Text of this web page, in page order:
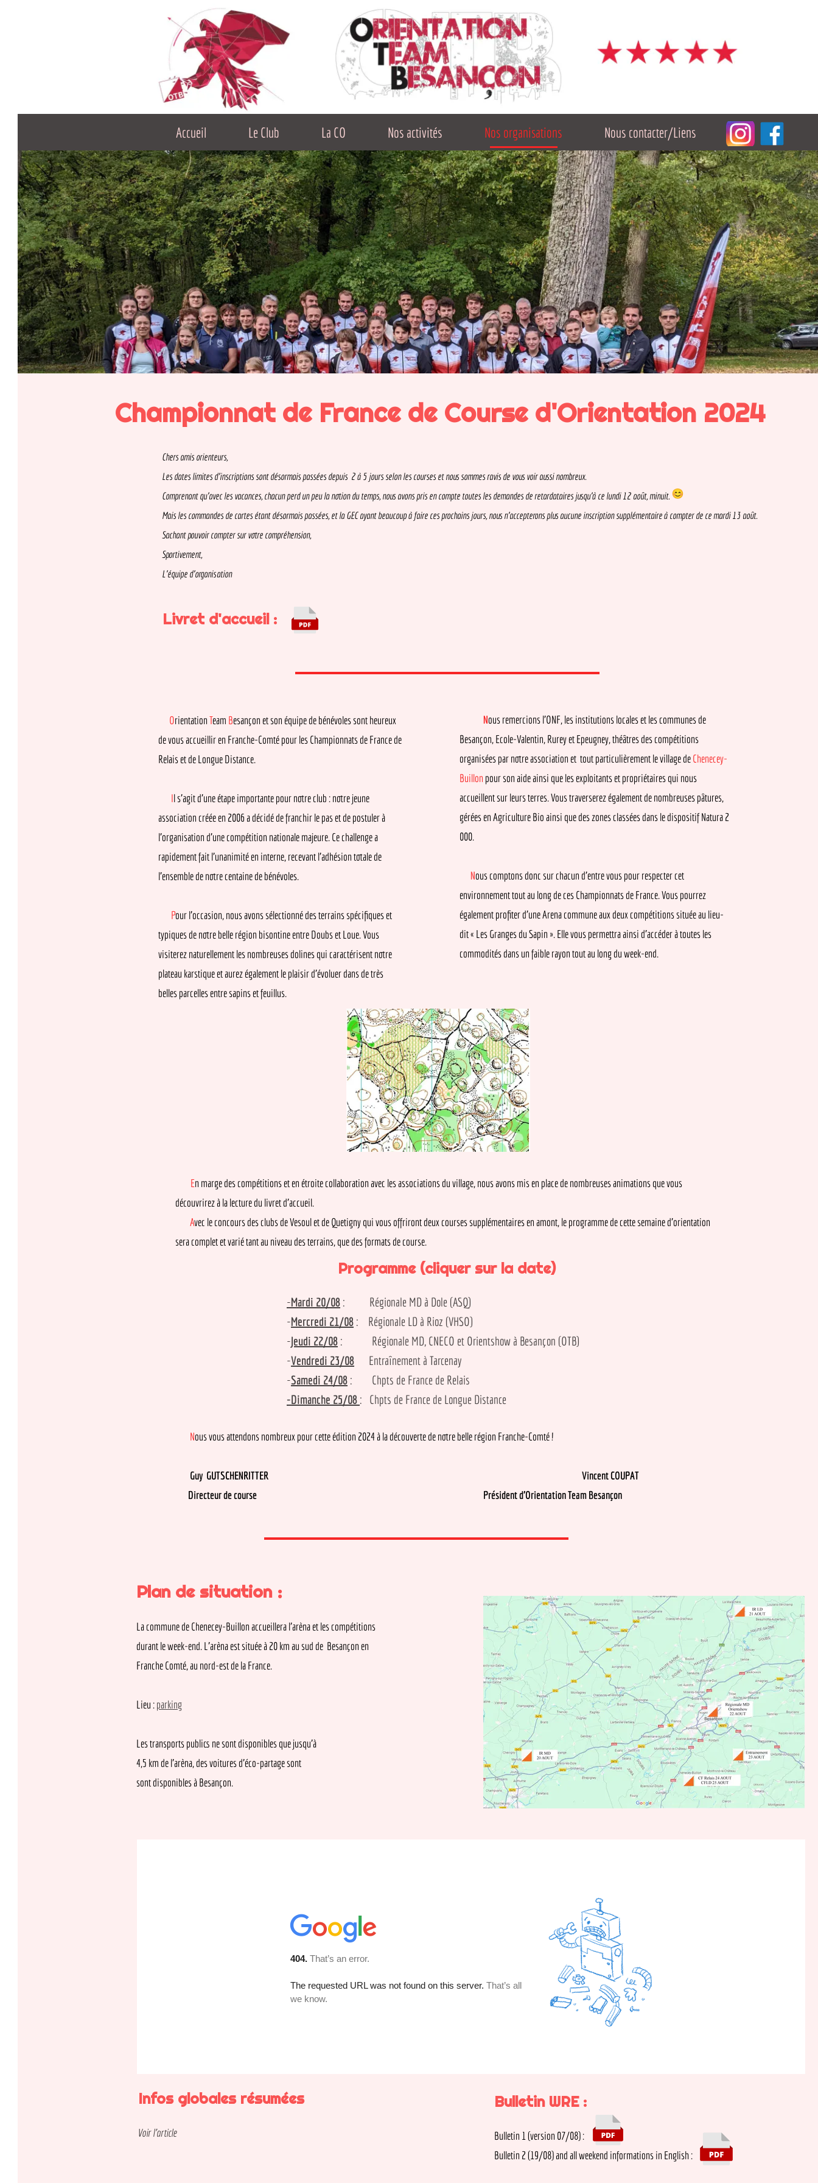
Accueil Le Club La CO Nos activités Nos organisations Nous contacter/Liens
Championnat de France de Course d'Orientation 2024
Chers amis orienteurs,
Les dates limites d'inscriptions sont désormais passées depuis  2 à 5 jours selon les courses et nous sommes ravis de vous voir aussi nombreux.
Comprenant qu'avec les vacances, chacun perd un peu la notion du temps, nous avons pris en compte toutes les demandes de retardataires jusqu'à ce lundi 12 août, minuit.
Mais les commandes de cartes étant désormais passées, et la GEC ayant beaucoup à faire ces prochains jours, nous n'accepterons plus aucune inscription supplémentaire à compter de ce mardi 13 août.
Sachant pouvoir compter sur votre compréhension,
Sportivement,
Livret d'accueil :
ous remercions l’ONF, les institutions locales et les communes de
Besançon, Ecole-Valentin, Rurey et Epeugney, théâtres des compétitions
organisées par notre association et tout particulièrement le village deChenecey-
Buillonpour son aide ainsi que les exploitants et propriétaires qui nous
accueillent sur leurs terres. Vous traverserez également de nombreuses pâtures,
gérées en Agriculture Bio ainsi que des zones classées dans le dispositif Natura 2
ous comptons donc sur chacun d’entre vous pour respecter cet
environnement tout au long de ces Championnats de France. Vous pourrez
également profiter d’une Arena commune aux deux compétitions située au lieu-
dit « Les Granges du Sapin ». Elle vous permettra ainsi d’accéder à toutes les
commodités dans un faible rayon tout au long du week-end.
rientationTeamBesançon et son équipe de bénévoles sont heureux
de vous accueillir en Franche-Comté pour les Championnats de France de
Relais et de Longue Distance.
l s’agit d’une étape importante pour notre club : notre jeune
association créée en 2006 a décidé de franchir le pas et de postuler à
l’organisation d’une compétition nationale majeure. Ce challenge a
rapidement fait l’unanimité en interne, recevant l’adhésion totale de
l’ensemble de notre centaine de bénévoles.
our l’occasion, nous avons sélectionné des terrains spécifiques et
typiques de notre belle région bisontine entre Doubs et Loue. Vous
visiterez naturellement les nombreuses dolines qui caractérisent notre
plateau karstique et aurez également le plaisir d’évoluer dans de très
belles parcelles entre sapins et feuillus.
n marge des compétitions et en étroite collaboration avec les associations du village, nous avons mis en place de nombreuses animations que vous
découvrirez à la lecture du livret d’accueil.
vec le concours des clubs de Vesoul et de Quetigny qui vous offriront deux courses supplémentaires en amont, le programme de cette semaine d’orientation
sera complet et varié tant au niveau des terrains, que des formats de course.
ous vous attendons nombreux pour cette édition 2024 à la découverte de notre belle région Franche-Comté !
Guy GUTSCHENRITTER
Vincent COUPAT
Directeur de course Président d’Orientation Team Besançon
Programme (cliquer sur la date)
Mardi 20/08: Régionale MDà Dole (ASQ )
Mercredi 21/08:Régionale LDà Rioz (VHSO)
Jeudi 22/08: Régionale MD, CNECO et Orientshowà Besançon (OTB)
Vendredi 23/08 Entraînementà Tarcenay
Samedi 24/08: Chpts de France de Relais
-Dimanche 25/08 : Chpts de France de Longue Distance
Plan de situation :
La commune de Chenecey-Buillon accueillera l'arèna et les compétitions
durant le week-end. L'arèna est située à 20 km au sud de Besançon en
Franche Comté, au nord-est de la France.
Lieu : parking
Les transports publics ne sont disponibles que jusqu'à
4,5 km de l'arèna, des voitures d'éco-partage sont
sont disponibles à Besançon.
Infos globales résumées
Voir l'article
Bulletin WRE :
Bulletin 1 (version 07/08) :
Bulletin 2 (19/08) and all weekend informations in English :
700